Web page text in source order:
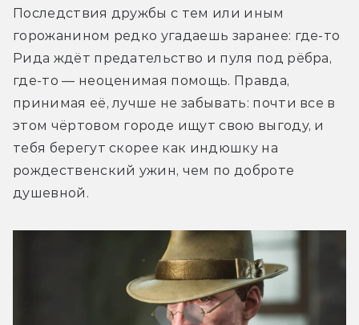
Последствия дружбы с тем или иным
горожанином редко угадаешь заранее: где-то
Рида ждёт предательство и пуля под рёбра,
где-то — неоценимая помощь. Правда,
принимая её, лучше не забывать: почти все в
этом чёртовом городе ищут свою выгоду, и
тебя берегут скорее как индюшку на
рождественский ужин, чем по доброте
душевной.